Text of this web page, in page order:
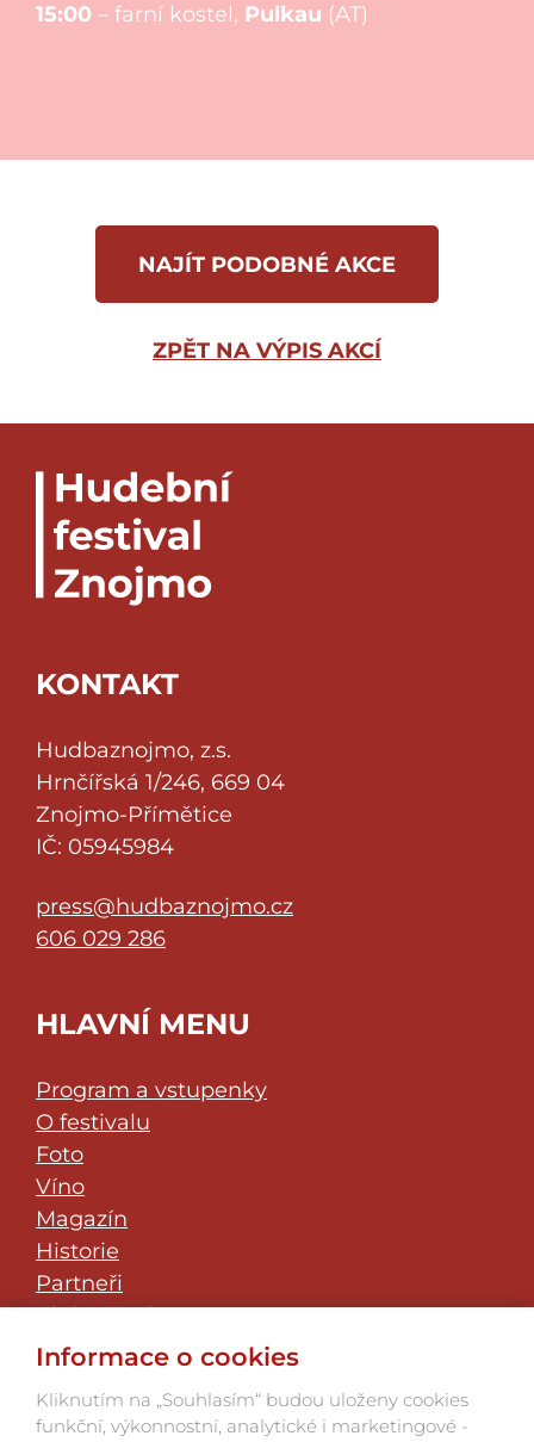
15:00 – farní kostel, Pulkau (AT)
NAJÍT PODOBNÉ AKCE
ZPĚT NA VÝPIS AKCÍ
KONTAKT
Hudbaznojmo, z.s.
Hrnčířská 1/246, 669 04
Znojmo-Přímětice
IČ: 05945984
press@hudbaznojmo.cz
606 029 286
HLAVNÍ MENU
Program a vstupenky
O festivalu
Foto
Víno
Magazín
Historie
Partneři
Klub přátel
JazzFest Znojmo
Informace o cookies
Kliknutím na „Souhlasím“ budou uloženy cookies
funkční, výkonnostní, analytické i marketingové -